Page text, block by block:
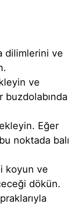
dilimlerini ve
ve
buzdolabında
Eğer
noktada balı
koyun ve
dökün.